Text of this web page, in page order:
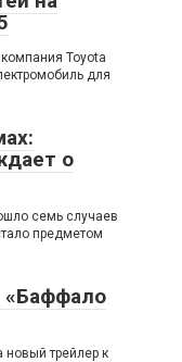
Toyota
для
о
семь случаев
предметом
новый трейлер к